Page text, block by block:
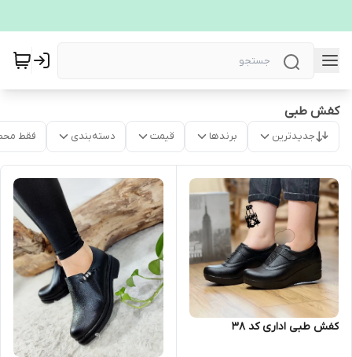
کفش طبی
جدیدترین برندها قیمت دسته‌بندی فقط
کفش طبی اداری کد 38